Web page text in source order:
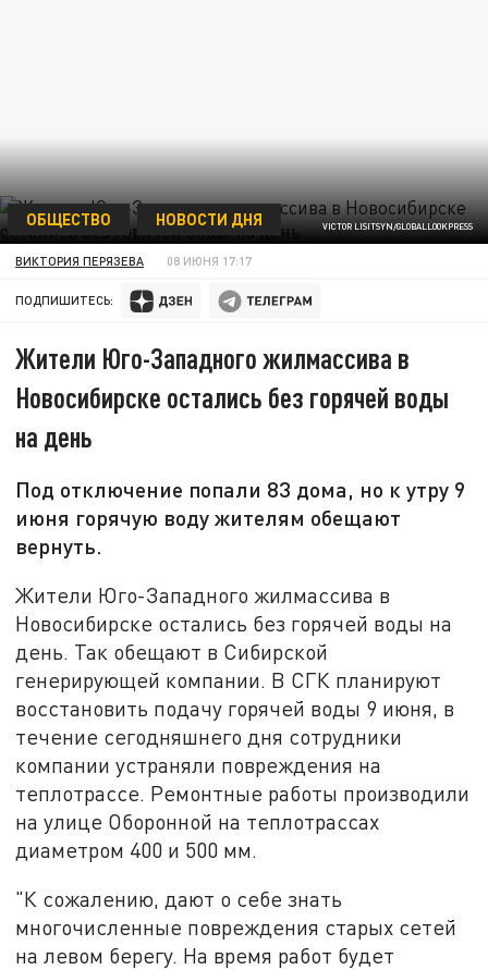
VICTOR LISITSYN/GLOBALLOOKPRESS
ОБЩЕСТВО НОВОСТИ ДНЯ
ВИКТОРИЯ ПЕРЯЗЕВА 08 ИЮНЯ 17:17
ПОДПИШИТЕСЬ:
Жители Юго-Западного жилмассива в
Новосибирске остались без горячей воды
на день
Под отключение попали 83 дома, но к утру 9
июня горячую воду жителям обещают
вернуть.
Жители Юго-Западного жилмассива в
Новосибирске остались без горячей воды на
день. Так обещают в Сибирской
генерирующей компании. В СГК планируют
восстановить подачу горячей воды 9 июня, в
течение сегодняшнего дня сотрудники
компании устраняли повреждения на
теплотрассе. Ремонтные работы производили
на улице Оборонной на теплотрассах
диаметром 400 и 500 мм.
"К сожалению, дают о себе знать
многочисленные повреждения старых сетей
на левом берегу. На время работ будет